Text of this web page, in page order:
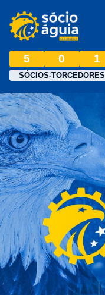
5 0 1
SÓCIOS-TORCEDORES